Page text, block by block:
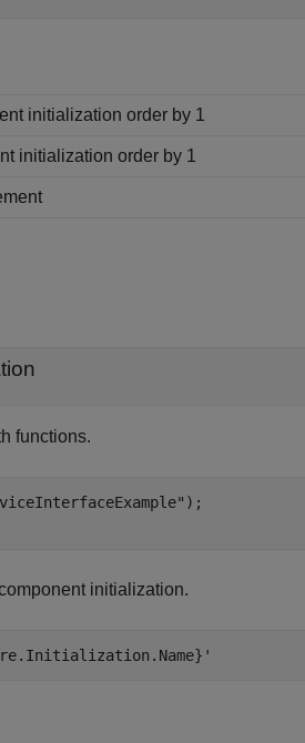
initialization order by 1
initialization order by 1
functions.
);
initialization.